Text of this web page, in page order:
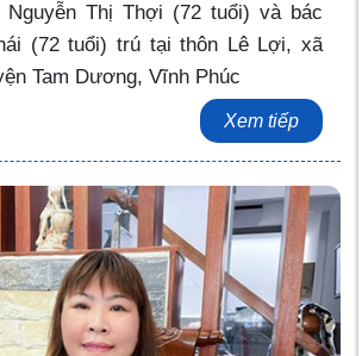
Thị Thợi (72 tuổi) và bác
(72 tuổi) trú tại thôn Lê Lợi, xã
Tam Dương, Vĩnh Phúc
Xem tiếp